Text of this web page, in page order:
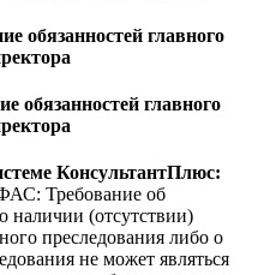
обязанностей главного
обязанностей главного
КонсультантПлюс:
Требование об
наличии (отсутствии)
преследования либо о
не может являться